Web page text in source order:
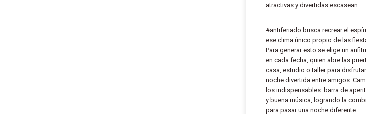
atractivas y divertidas escasean.
#antiferiado busca recrear el
ese clima único propio de las
Para generar esto se elige un
en cada fecha, quien abre las
casa, estudio o taller para
noche divertida entre amigos.
los indispensables: barra de
y buena música, logrando la
para pasar una noche diferente.